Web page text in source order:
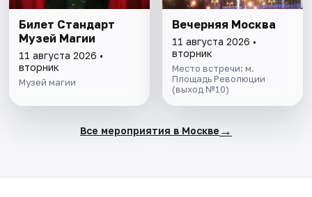
Билет Стандарт
Музей Магии
11 августа 2026 •
вторник
Музей магии
Вечерняя Москва
11 августа 2026 •
вторник
Место встречи: м.
Площадь Революции
(выход №10)
Все мероприятия в Москве →